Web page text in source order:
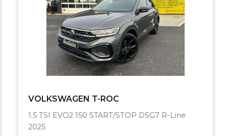
VOLKSWAGEN T-ROC
1.5 TSI EVO2 150 START/STOP DSG7 R-Line
2025